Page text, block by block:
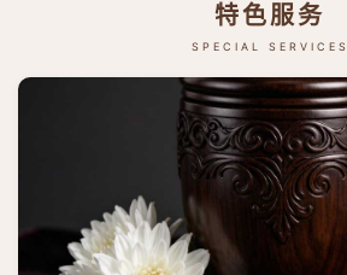
特色服务
SPECIAL SERVICES